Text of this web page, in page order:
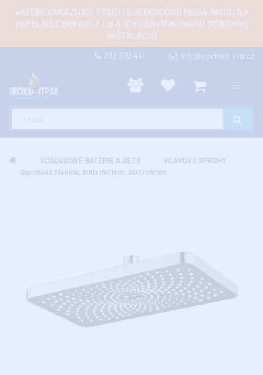
VÁŽENÍ ZÁKAZNÍCI, VYUŽITE JEDINEČNÚ MEGA AKCIU NA
TEPELNÉ ČERPADLÁ LG A ICH CERTIFIKOVANÚ ODBORNÚ
INŠTALÁCIU
732 370 441 info@obchod-vtp.cz
VODOVODNÉ BATÉRIE A SETY
HLAVOVÉ SPRCHY
Sprchová hlavica, 300x180 mm, ABS/chróm